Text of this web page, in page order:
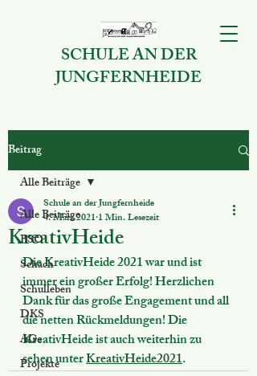
SCHULE AN DER
JUNGFERNHEIDE
Beitrag
Alle Beiträge
BSO
Schach
Schulleben
DKS
AGs
Projekte
Alle Beiträge
KreativHeide
Schule an der Jungfernheide
4. März 20211 Min. Lesezeit
Die KreativHeide 2021 war und ist
immer ein großer Erfolg! Herzlichen
Dank für das große Engagement und all
die netten Rückmeldungen! Die
KreativHeide ist auch weiterhin zu
sehen unter KreativHeide2021.